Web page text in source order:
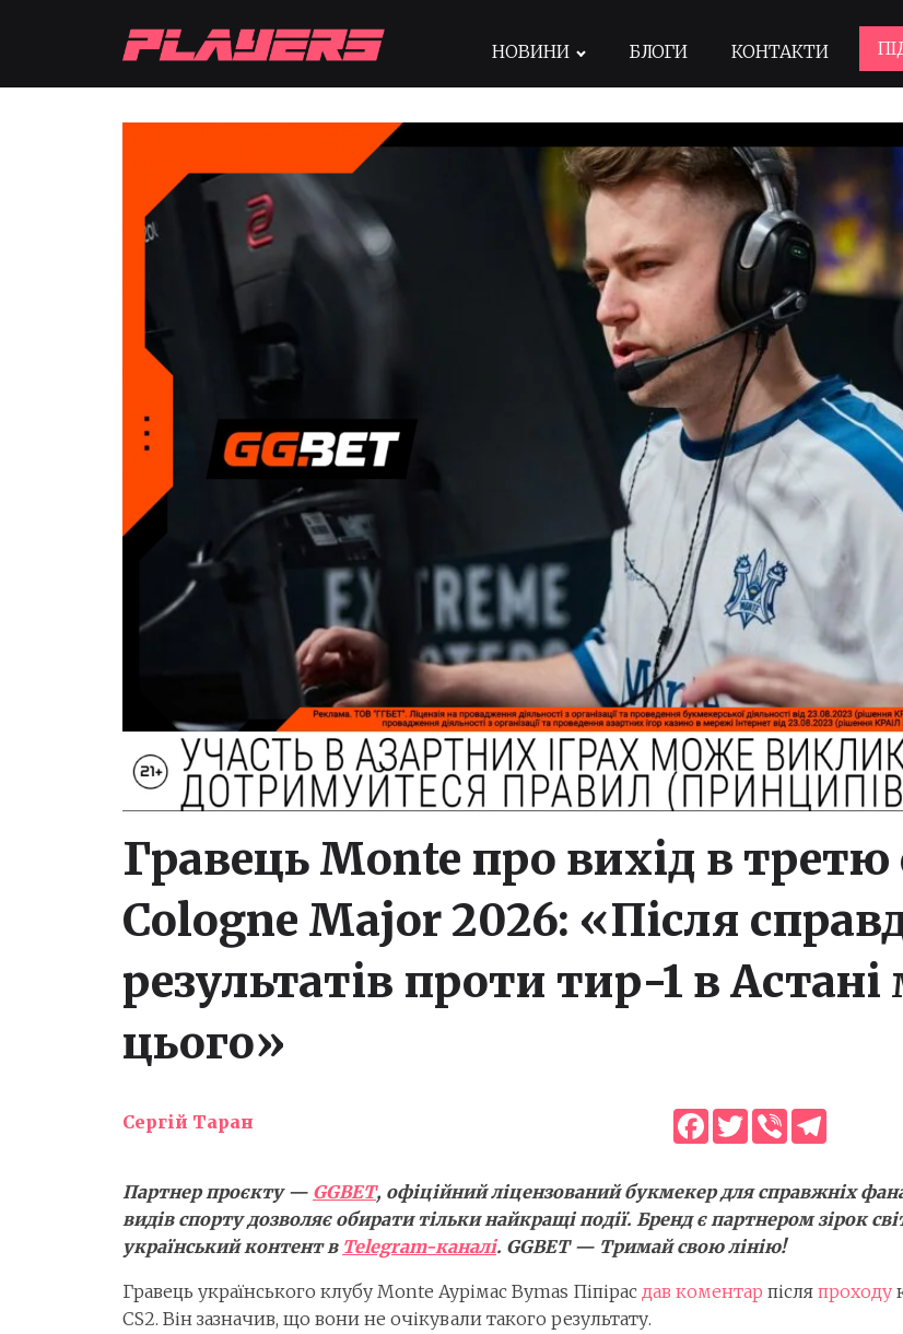
НОВИНИ БЛОГИ КОНТАКТИ
Гравець Monte про вихід в
Cologne Major 2026: «Після
результатів проти тир-1 в
цього»
Сергій Таран Facebook
TwitterViber
Партнер проєкту — GGBET, офіційний ліцензований букмекер для справжніх
видів спорту дозволяє обирати тільки найкращі події. Бренд є партнером зірок
український контент в Telegram-каналі. GGBET — Тримай свою лінію!
Гравець українського клубу Monte Аурімас Bymas Піпірас дав коментар після проходу
CS2. Він зазначив, що вони не очікували такого результату.